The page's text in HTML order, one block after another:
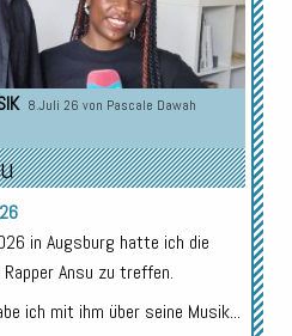
8.Juli 26 von Pascale Dawah
in Augsburg hatte ich die
Ansu zu treffen.
ich mit ihm über seine Musik...